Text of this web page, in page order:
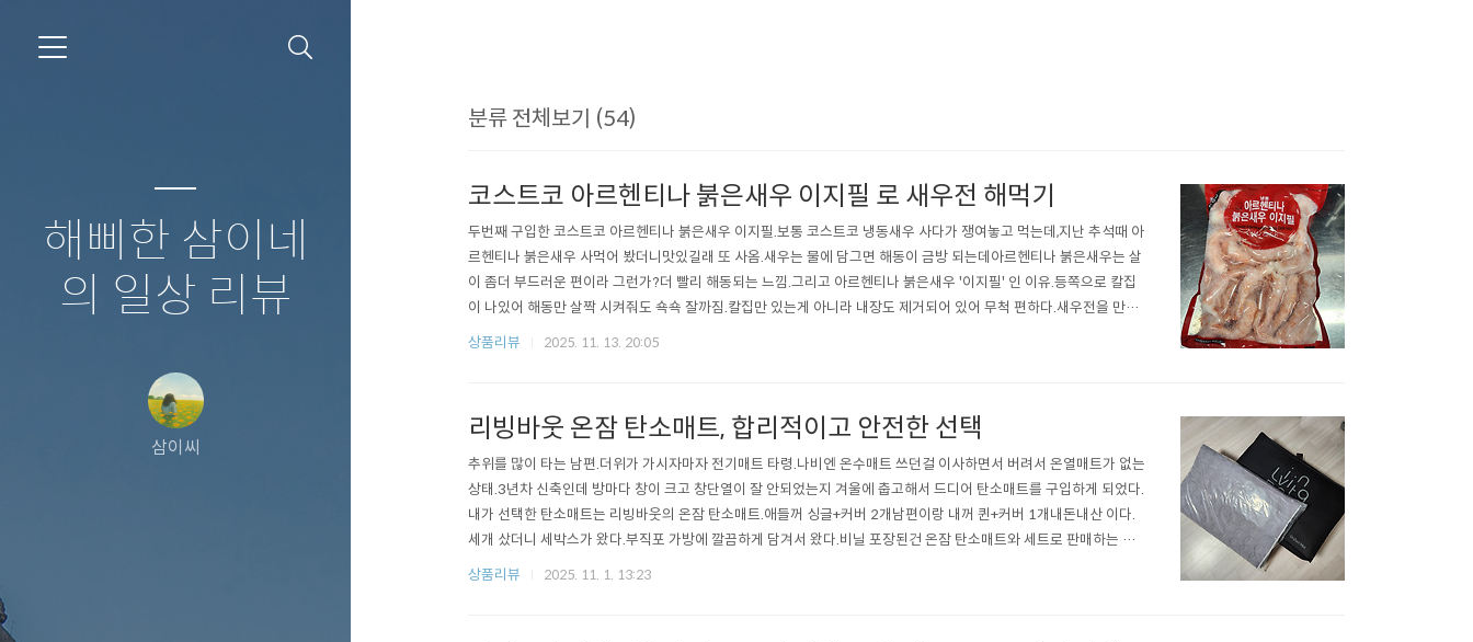
해삐한 삼이네
의 일상 리뷰
삼이씨
분류 전체보기 (54)
코스트코 아르헨티나 붉은새우 이지필 로 새우전 해먹기
두번째 구입한 코스트코 아르헨티나 붉은새우 이지필.보통 코스트코 냉동새우 사다가 쟁여놓고 먹는데,지난 추석때 아
르헨티나 붉은새우 사먹어 봤더니맛있길래 또 사옴.새우는 물에 담그면 해동이 금방 되는데아르헨티나 붉은새우는 살
이 좀더 부드러운 편이라 그런가?더 빨리 해동되는 느낌.그리고 아르헨티나 붉은새우 '이지필' 인 이유.등쪽으로 칼집
이 나있어 해동만 살짝 시켜줘도 쇽쇽 잘까짐.칼집만 있는게 아니라 내장도 제거되어 있어 무척 편하다.새우전을 만들
려고 꼬리는 살려서 껍질 제거함.그리고 기름 튈까봐 꼬리에 물총은 제거하고 소금, 후추로 밑간해 주었다.아르헨티나
상품리뷰 2025. 11. 13. 20:05
리빙바웃 온잠 탄소매트, 합리적이고 안전한 선택
추위를 많이 타는 남편.더위가 가시자마자 전기매트 타령.나비엔 온수매트 쓰던걸 이사하면서 버려서 온열매트가 없는
상태.3년차 신축인데 방마다 창이 크고 창단열이 잘 안되었는지 겨울에 춥고해서 드디어 탄소매트를 구입하게 되었다.
내가 선택한 탄소매트는 리빙바웃의 온잠 탄소매트.애들꺼 싱글+커버 2개남편이랑 내꺼 퀸+커버 1개내돈내산 이다.
세개 샀더니 세박스가 왔다.부직포 가방에 깔끔하게 담겨서 왔다.비닐 포장된건 온잠 탄소매트와 세트로 판매하는 커
버.어차피 탄소매트위에 패드를 깔고 쓸거였어서패드 대신 커버가 편할것 같아 세트로 주문함. ⬇️⬇️⬇️⬇️⬇️⬇️⬇️내가 구매한
상품리뷰 2025. 11. 1. 13:23